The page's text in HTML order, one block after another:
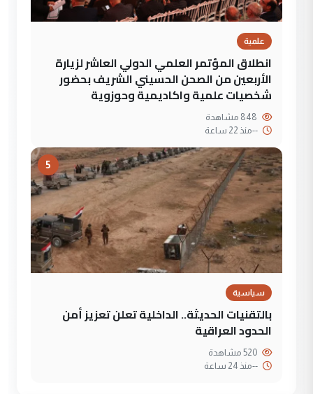
علمية
انطلاق المؤتمر العلمي الدولي العاشر لزيارة
الأربعين من الصحن الحسيني الشريف بحضور
شخصيات علمية واكاديمية وحوزوية
--منذ 22 ساعة
5
سياسية
بالتقنيات الحديثة.. الداخلية تعلن تعزيز أمن
الحدود العراقية
--منذ 24 ساعة